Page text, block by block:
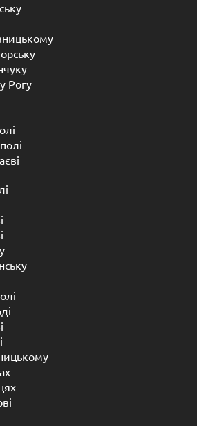
Рогу